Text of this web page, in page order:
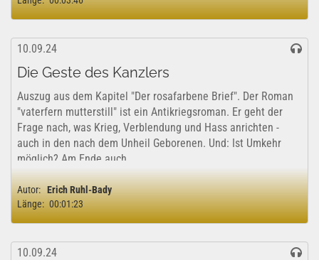
10.09.24
Die Geste des Kanzlers
Auszug aus dem Kapitel "Der rosafarbene Brief". Der Roman
"vaterfern mutterstill" ist ein Antikriegsroman. Er geht der
Frage nach, was Krieg, Verblendung und Hass anrichten -
auch in den nach dem Unheil Geborenen. Und: Ist Umkehr
möglich? Am Ende auch...
Autor: Erich Ruhl-Bady
Länge: 00:01:23
10.09.24